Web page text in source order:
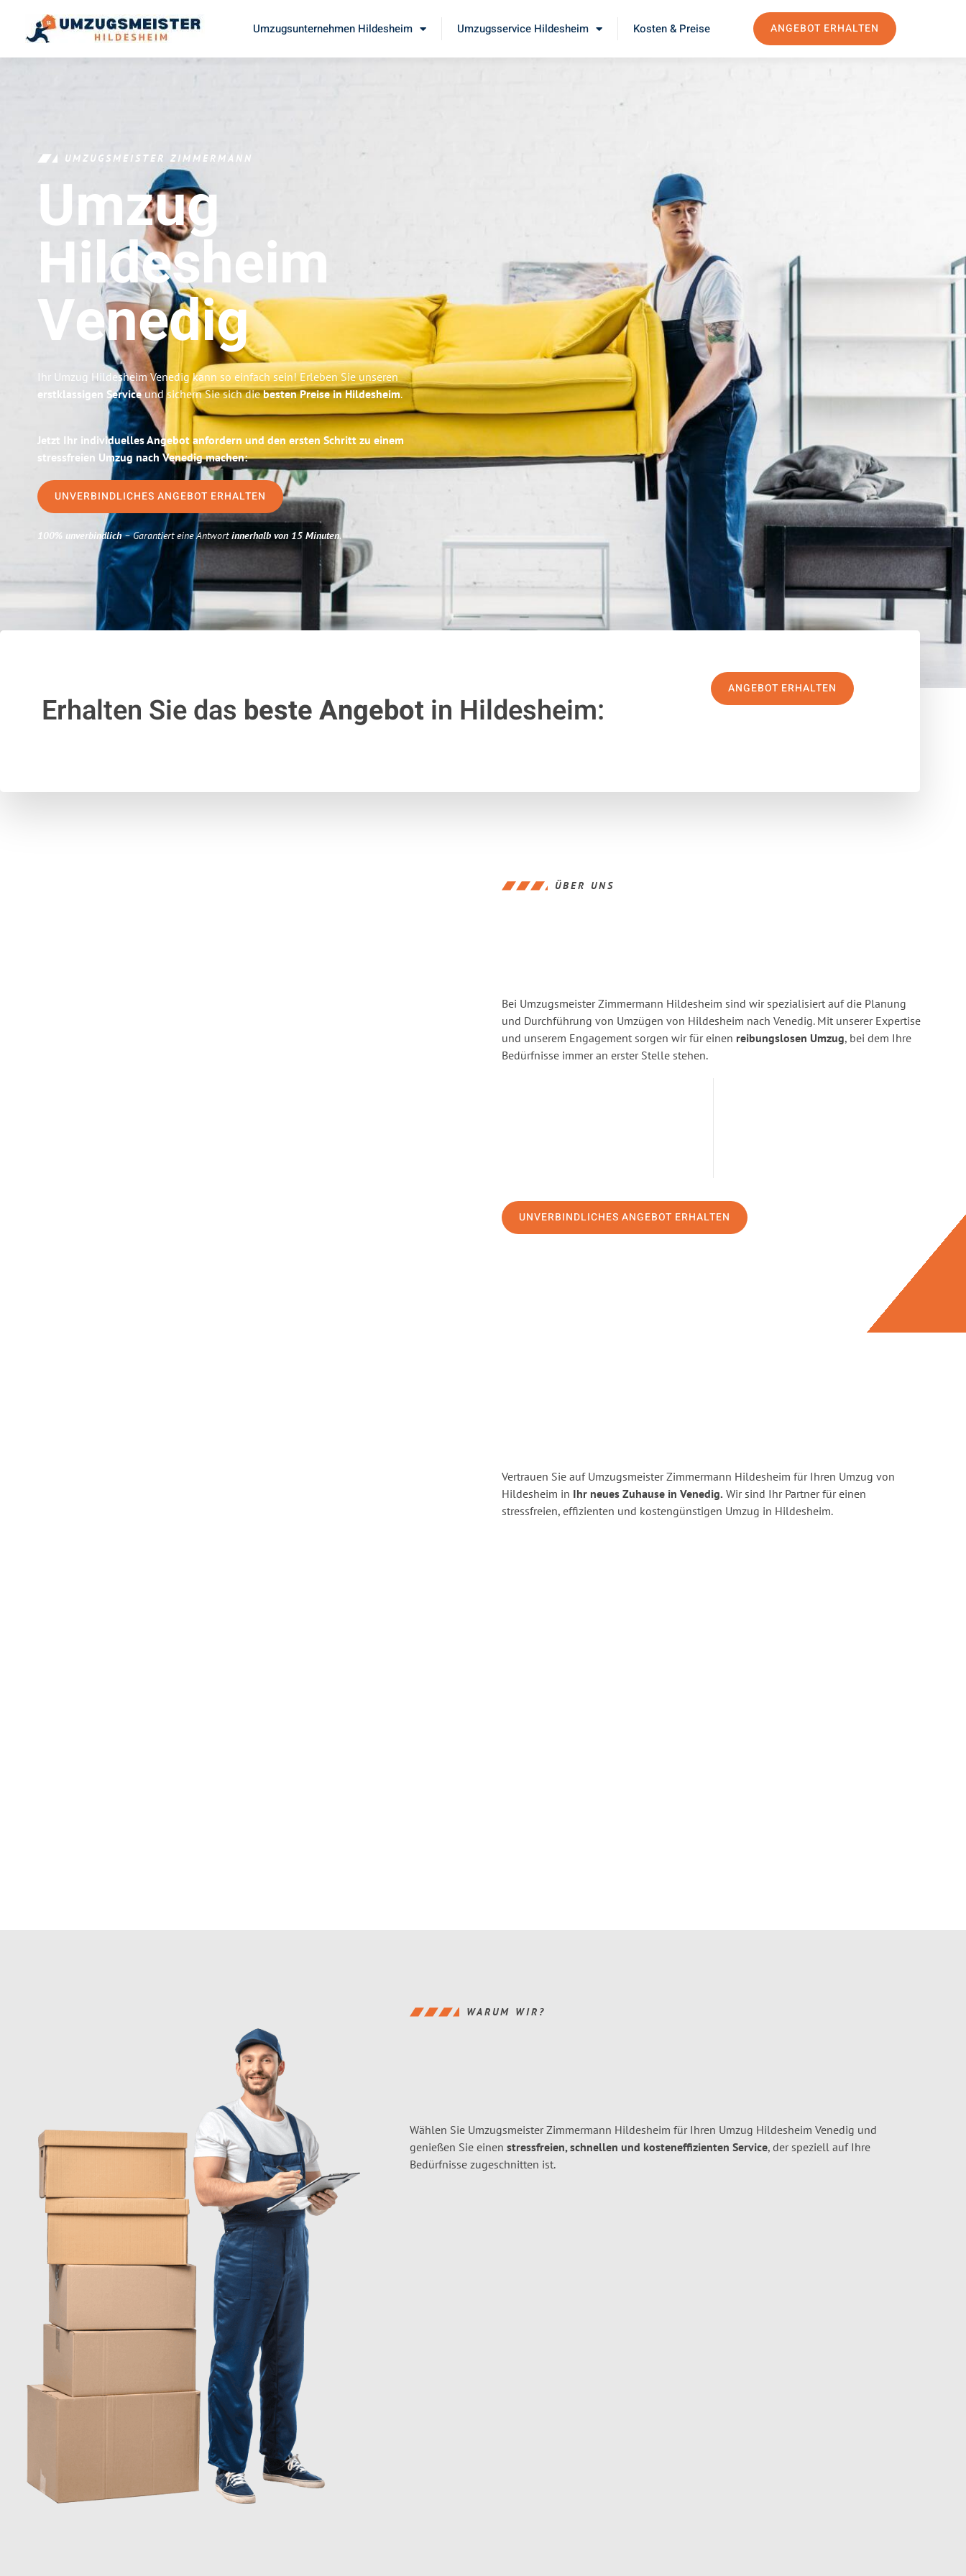
Umzugsunternehmen Hildesheim Umzugsservice Hildesheim Kosten & Preise ANGEBOT ERHALTEN
UMZUGSMEISTER ZIMMERMANN
Umzug
Hildesheim
Venedig
Ihr Umzug Hildesheim Venedig kann so einfach sein! Erleben Sie unseren
erstklassigen Serviceund sichern Sie sich diebesten Preise in Hildesheim.
Jetzt Ihr individuelles Angebot anfordern und den ersten Schritt zu einem
stressfreien Umzug nach Venedig machen:
UNVERBINDLICHES ANGEBOT ERHALTEN
100% unverbindlich– Garantiert eine Antwortinnerhalb von 15 Minuten.
Erhalten Sie das beste Angebotin Hildesheim:
ANGEBOT ERHALTEN
ÜBER UNS
Bei Umzugsmeister Zimmermann Hildesheim sind wir spezialisiert auf die Planung
und Durchführung von Umzügen von Hildesheim nach Venedig. Mit unserer Expertise
und unserem Engagement sorgen wir für einen reibungslosen Umzug, bei dem Ihre
Bedürfnisse immer an erster Stelle stehen.
UNVERBINDLICHES ANGEBOT ERHALTEN
Vertrauen Sie auf Umzugsmeister Zimmermann Hildesheim für Ihren Umzug von
Hildesheim in Ihr neues Zuhause in Venedig. Wir sind Ihr Partner für einen
stressfreien, effizienten und kostengünstigen Umzug in Hildesheim.
WARUM WIR?
Wählen Sie Umzugsmeister Zimmermann Hildesheim für Ihren Umzug Hildesheim Venedig und
genießen Sie einen stressfreien, schnellen und kosteneffizienten Service, der speziell auf Ihre
Bedürfnisse zugeschnitten ist.